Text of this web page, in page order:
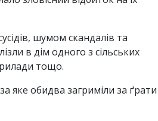
шумом скандалів та
в дім одного з сільських
тощо.
яке обидва загриміли за ґрати